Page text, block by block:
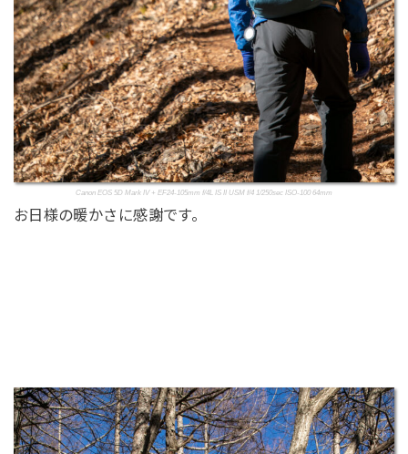
Canon EOS 5D Mark IV + EF24-105mm f/4L IS II USM f/4 1/250sec ISO-100 64mm
お日様の暖かさに感謝です。